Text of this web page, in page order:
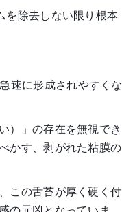
を除去しない限り根本
速に形成されやすくな
）」の存在を無視でき
かす、剥がれた粘膜の
この舌苔が厚く硬く付